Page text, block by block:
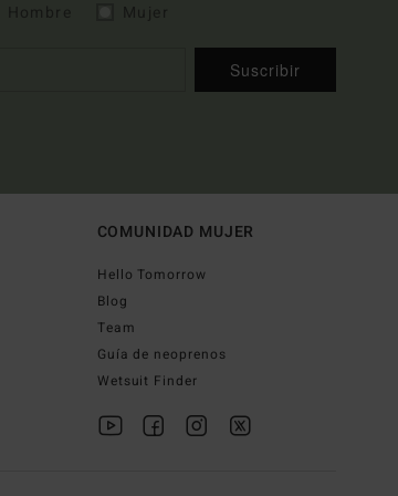
Suscribir
COMUNIDAD MUJER
Hello Tomorrow
Blog
Team
Guía de neoprenos
Wetsuit Finder